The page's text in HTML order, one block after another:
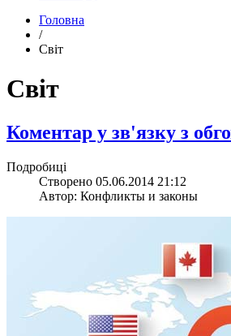
Головна
/
Світ
Світ
Коментар у зв'язку з
Подробиці
Створено 05.06.2014 21:12
Автор: Конфликты и законы